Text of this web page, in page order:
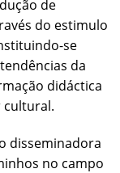
de
do estimulo
se
da
didáctica
cultural.
disseminadora
no campo